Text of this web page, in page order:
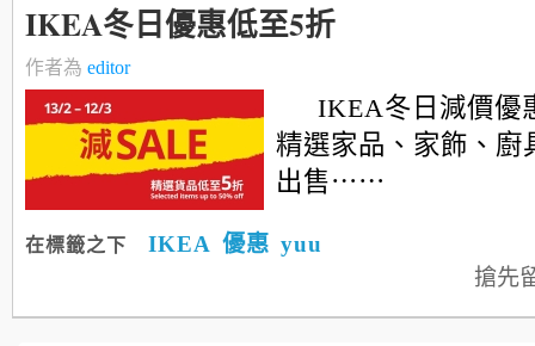
IKEA冬日優惠低至5折
作者為 editor
IKEA冬日減價優
精選家品、家飾、廚
出售⋯⋯
在標籤之下 IKEA 優惠 yuu
搶先